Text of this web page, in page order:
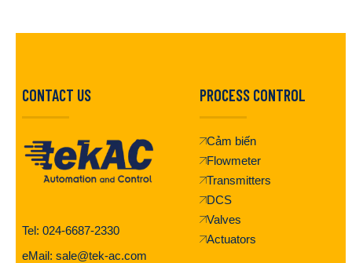
CONTACT US
Tel: 024-6687-2330
eMail: sale@tek-ac.com
PROCESS CONTROL
Cảm biến
Flowmeter
Transmitters
DCS
Valves
Actuators